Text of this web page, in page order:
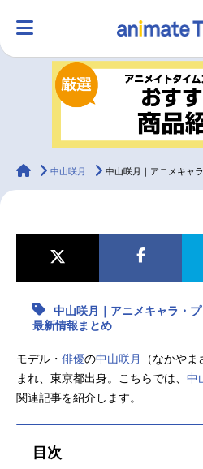
ランキング
ラジオ
最新記事一覧
アニメ記事一覧
アニメ映画一覧
今期アニメ曜日別一覧
春アニメ
animateTimes
中山咲月 中山咲月｜アニメキャラ・プ
中山咲月｜アニメキャラ・
最新情報まとめ
モデル・ 俳優の中山咲月
（なかや
まれ、東京都出身。こちらでは、 中
関連記事を紹介します。
目次